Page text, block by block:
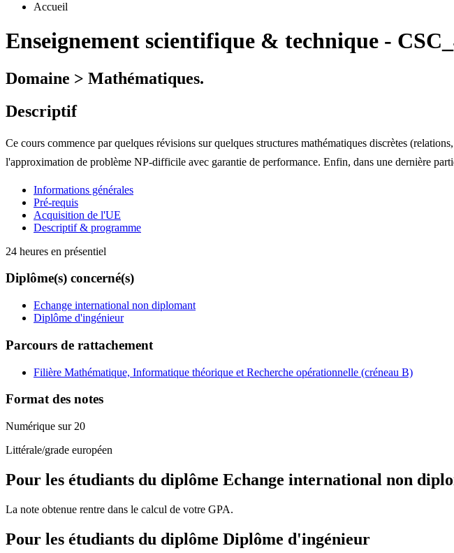
Accueil
Enseignement scientifique & technique -
Domaine > Mathématiques.
Descriptif
Ce cours commence par quelques révisions sur quelques structures mathématiques discrètes
l'approximation de problème NP-difficile avec garantie de performance. Enfin, dans une dernière
Informations générales
Pré-requis
Acquisition de l'UE
Descriptif & programme
24 heures en présentiel
Diplôme(s) concerné(s)
Echange international non diplomant
Diplôme d'ingénieur
Parcours de rattachement
Filière Mathématique, Informatique théorique et Recherche opérationnelle (créneau B)
Format des notes
Numérique sur 20
Littérale/grade européen
Pour les étudiants du diplôme Echange international non
La note obtenue rentre dans le calcul de votre GPA.
Pour les étudiants du diplôme Diplôme d'ingénieur